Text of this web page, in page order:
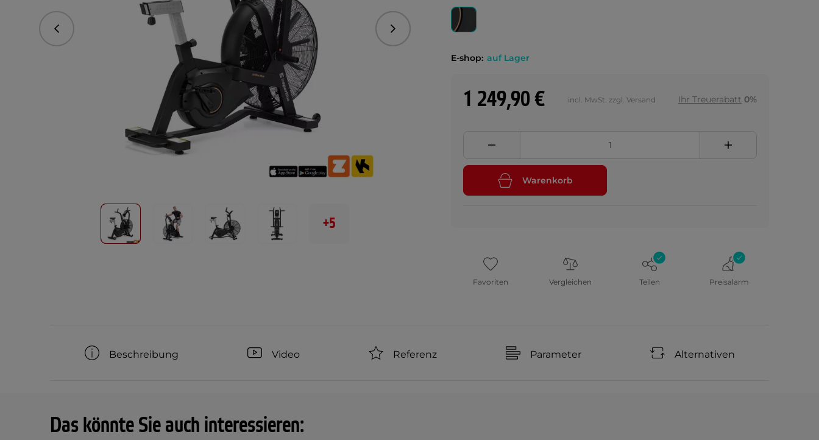
vorhergehend Folgend
+5
E-shop: auf Lager
1 249,90 € incl. MwSt. zzgl. Versand Ihr Treuerabatt 0%
Warenkorb
Favoriten Vergleichen Teilen Preisalarm
Beschreibung Video Referenz Parameter Alternativen
Das könnte Sie auch interessieren: